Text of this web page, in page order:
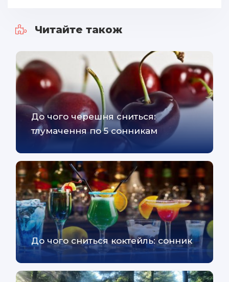
Читайте також
До чого черешня сниться:
тлумачення по 5 сонникам
До чого сниться коктейль: сонник